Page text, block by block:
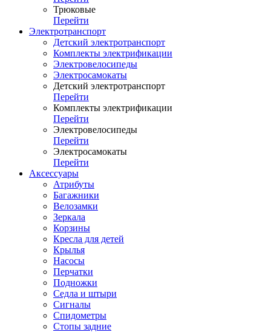
Трюковые
Перейти
Электротранспорт
Детский электротранспорт
Комплекты электрификации
Электровелосипеды
Электросамокаты
Детский электротранспорт
Перейти
Комплекты электрификации
Перейти
Электровелосипеды
Перейти
Электросамокаты
Перейти
Аксессуары
Атрибуты
Багажники
Велозамки
Зеркала
Корзины
Кресла для детей
Крылья
Насосы
Перчатки
Подножки
Седла и штыри
Сигналы
Спидометры
Стопы задние